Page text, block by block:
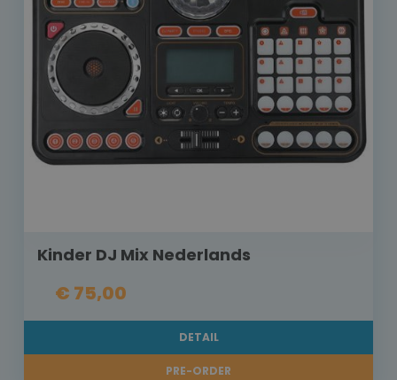
Kinder DJ Mix Nederlands
€ 75,00
DETAIL
PRE-ORDER